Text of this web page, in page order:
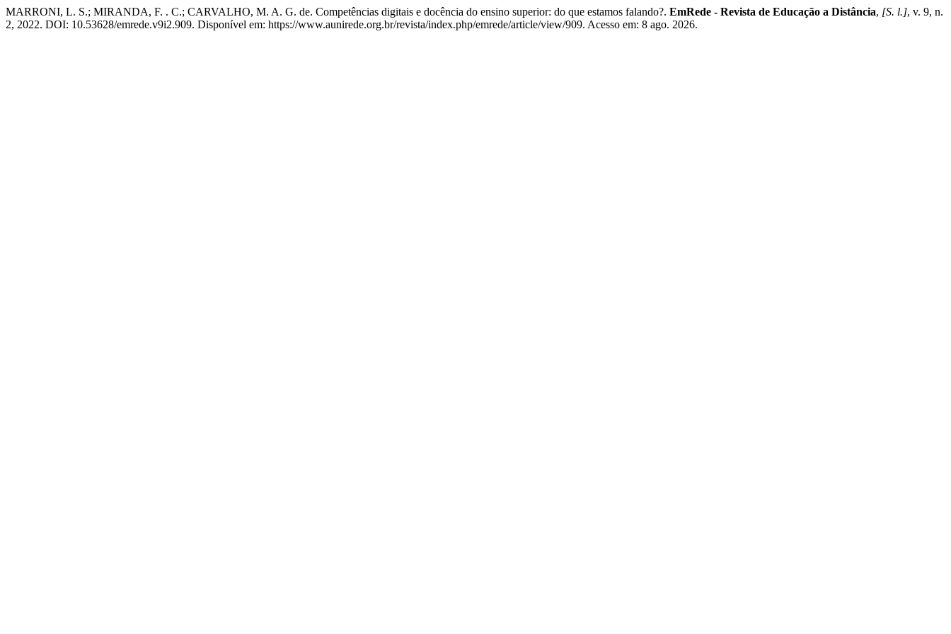
MARRONI, L. S.; MIRANDA, F. . C.; CARVALHO, M. A. G. de. Competências digitais e docência do ensino superior: do que estamos falando?. EmRede - Revista de Educação a Distância, [S. l.], v. 9, n.
2, 2022. DOI: 10.53628/emrede.v9i2.909. Disponível em: https://www.aunirede.org.br/revista/index.php/emrede/article/view/909. Acesso em: 8 ago. 2026.